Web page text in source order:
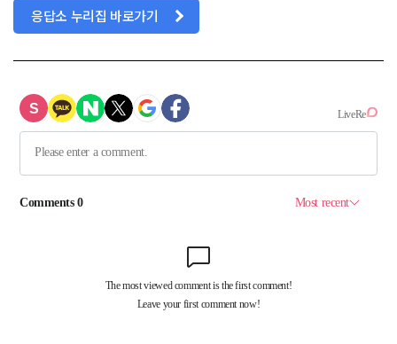
응답소 누리집 바로가기